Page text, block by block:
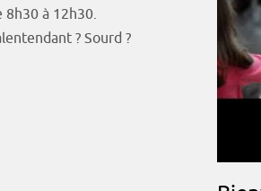
8h30 à 12h30.
? Sourd ?